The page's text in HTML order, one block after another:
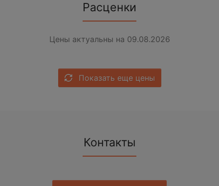
Расценки
Цены актуальны на 09.08.2026
Показать еще цены
Контакты